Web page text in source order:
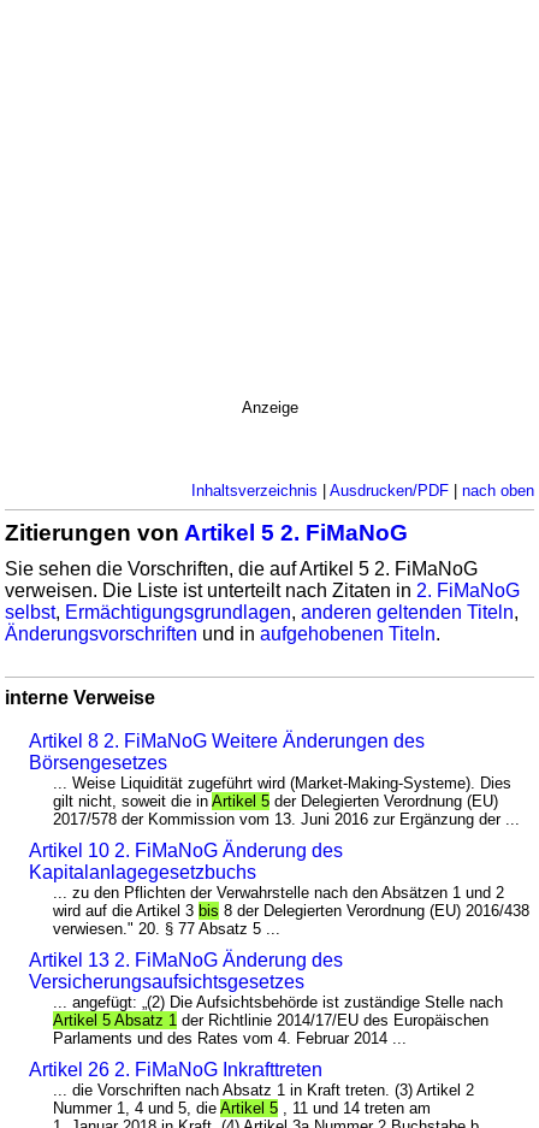
Anzeige
Inhaltsverzeichnis | Ausdrucken/PDF| nach oben
Zitierungen von Artikel 5 2. FiMaNoG
Sie sehen die Vorschriften, die auf Artikel 5 2. FiMaNoG
verweisen. Die Liste ist unterteilt nach Zitaten in 2. FiMaNoG
selbst, Ermächtigungsgrundlagen,anderen geltenden Titeln,
Änderungsvorschriften und inaufgehobenen Titeln.
interne Verweise
Artikel 8 2. FiMaNoG Weitere Änderungen des
Börsengesetzes
... Weise Liquidität zugeführt wird (Market-Making-Systeme). Dies
gilt nicht, soweit die inArtikel 5 der Delegierten Verordnung (EU)
2017/578 der Kommission vom 13. Juni 2016 zur Ergänzung der ...
Artikel 10 2. FiMaNoG Änderung des
Kapitalanlagegesetzbuchs
... zu den Pflichten der Verwahrstelle nach den Absätzen 1 und 2
wird auf die Artikel 3bis 8 der Delegierten Verordnung (EU) 2016/438
verwiesen." 20. § 77 Absatz 5 ...
Artikel 13 2. FiMaNoG Änderung des
Versicherungsaufsichtsgesetzes
... angefügt: „(2) Die Aufsichtsbehörde ist zuständige Stelle nach
Artikel 5 Absatz 1 der Richtlinie 2014/17/EU des Europäischen
Parlaments und des Rates vom 4. Februar 2014 ...
Artikel 26 2. FiMaNoG Inkrafttreten
... die Vorschriften nach Absatz 1 in Kraft treten. (3) Artikel 2
Nummer 1, 4 und 5, dieArtikel 5 , 11 und 14 treten am